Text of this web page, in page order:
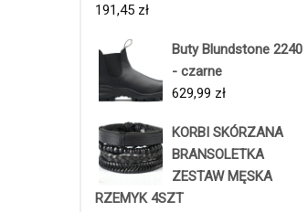
191,45 zł
Buty Blundstone 2240
- czarne
629,99 zł
KORBI SKÓRZANA
BRANSOLETKA
ZESTAW MĘSKA
RZEMYK 4SZT